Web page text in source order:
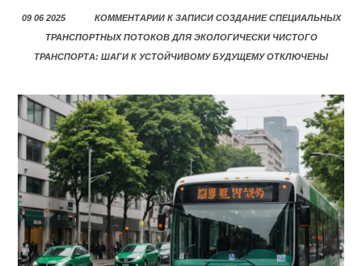
09 06 2025 КОММЕНТАРИИК ЗАПИСИ СОЗДАНИЕ СПЕЦИАЛЬНЫХ
ТРАНСПОРТНЫХ ПОТОКОВ ДЛЯ ЭКОЛОГИЧЕСКИ ЧИСТОГО
ТРАНСПОРТА: ШАГИ К УСТОЙЧИВОМУ БУДУЩЕМУОТКЛЮЧЕНЫ